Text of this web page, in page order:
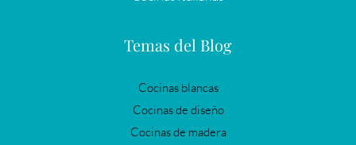
Temas del Blog
Cocinas blancas
Cocinas de diseño
Cocinas de madera